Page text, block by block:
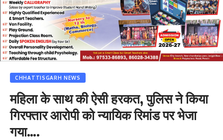
CHHATTISGARH NEWS
महिला के साथ की ऐसी हरकत, पुलिस ने किया
गिरफ्तार आरोपी को न्यायिक रिमांड पर भेजा
गया….